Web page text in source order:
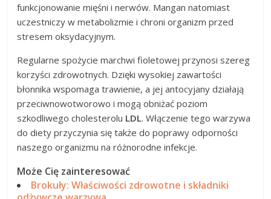
funkcjonowanie mięśni i nerwów. Mangan natomiast
uczestniczy w metabolizmie i chroni organizm przed
stresem oksydacyjnym.
Regularne spożycie marchwi fioletowej przynosi szereg
korzyści zdrowotnych. Dzięki wysokiej zawartości
błonnika wspomaga trawienie, a jej antocyjany działają
przeciwnowotworowo i mogą obniżać poziom
szkodliwego cholesterolu LDL. Włączenie tego warzywa
do diety przyczynia się także do poprawy odporności
naszego organizmu na różnorodne infekcje.
Może Cię zainteresować
Brokuły: Właściwości zdrowotne i składniki